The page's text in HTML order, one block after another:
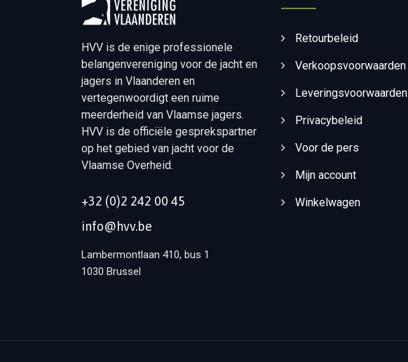
HVV is de enige professionele
belangenvereniging voor de jacht en
jagers in Vlaanderen en
vertegenwoordigt een ruime
meerderheid van Vlaamse jagers.
HVV is de officiële gesprekspartner
op het gebied van jacht voor de
Vlaamse Overheid.
+32 (0)2 242 00 45
info@hvv.be
Lambermontlaan 410, bus 1
1030 Brussel
Retourbeleid
Verkoopsvoorwaarden
Leveringsvoorwaarden
Privacybeleid
Voor de pers
Mijn account
Winkelwagen